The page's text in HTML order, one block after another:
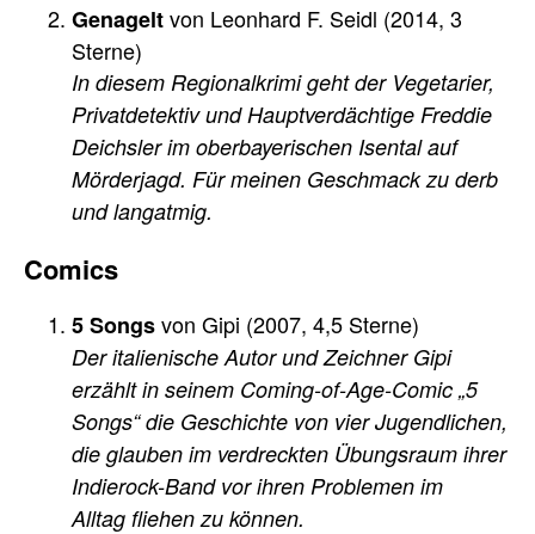
Genageltvon Leonhard F. Seidl (2014, 3
Sterne)
In diesem Regionalkrimi geht der Vegetarier,
Privatdetektiv und Hauptverdächtige Freddie
Deichsler im oberbayerischen Isental auf
Mörderjagd. Für meinen Geschmack zu derb
und langatmig.
Comics
5 Songsvon Gipi (2007, 4,5 Sterne)
Der italienische Autor und Zeichner Gipi
erzählt in seinem Coming-of-Age-Comic „5
Songs“ die Geschichte von vier Jugendlichen,
die glauben im verdreckten Übungsraum ihrer
Indierock-Band vor ihren Problemen im
Alltag fliehen zu können.